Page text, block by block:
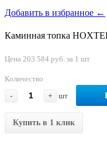
Добавить в избранное ←
Каминная топка
Цена 203 584 руб. за 1 шт
Количество
-
+ шт
Купить в 1 клик